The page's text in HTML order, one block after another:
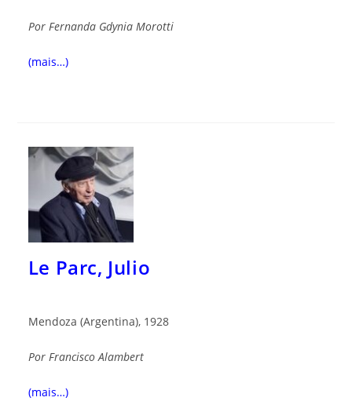
Por Fernanda Gdynia Morotti
(mais…)
Le Parc, Julio
Mendoza (Argentina), 1928
Por Francisco Alambert
(mais…)